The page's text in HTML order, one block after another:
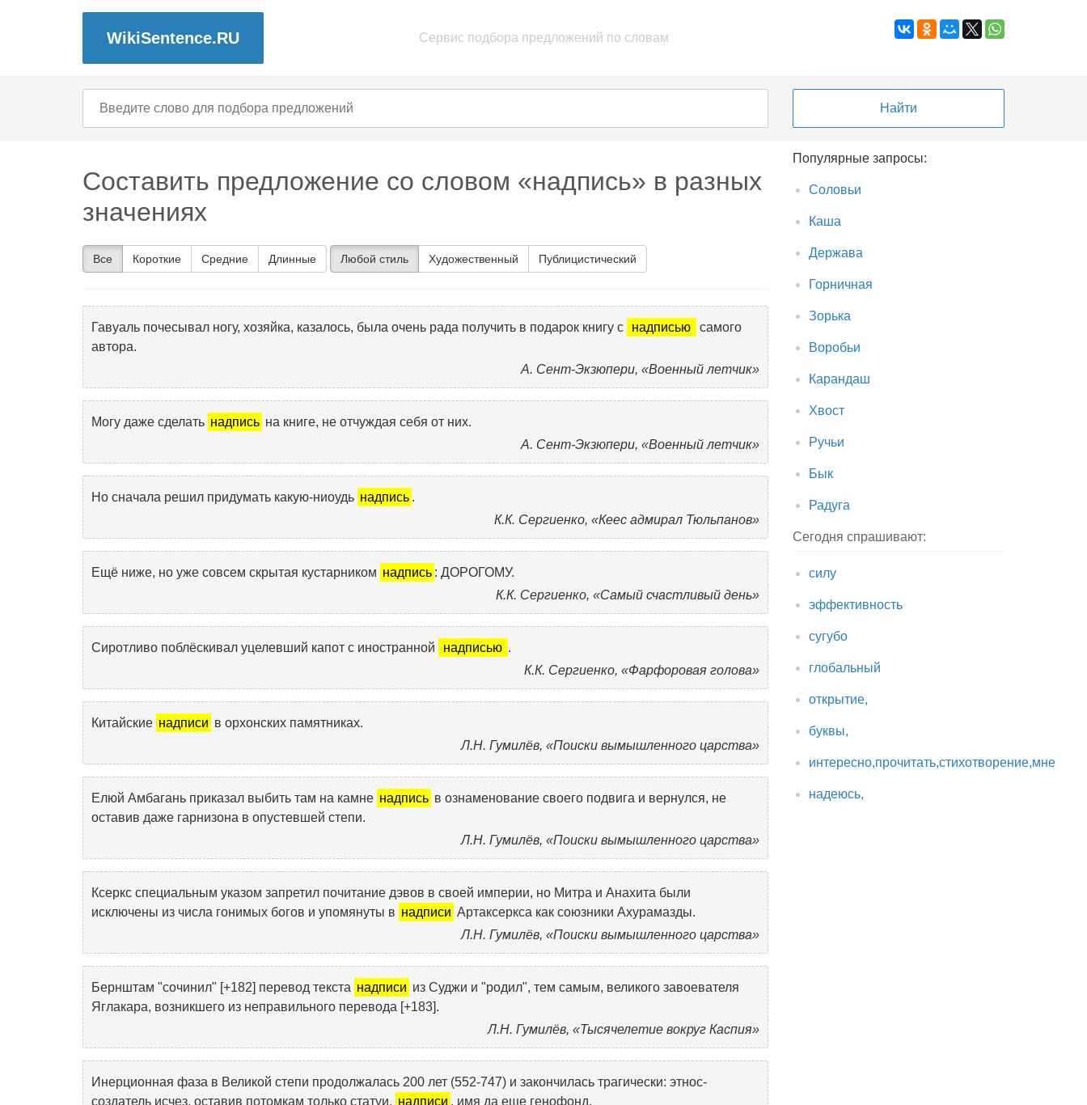
WikiSentence.RU Сервис подбора предложений по словам
Составить предложение со словом «надпись» в разных
значениях
Все Короткие Средние Длинные Любой стиль Художественный Публицистический
Гавуаль почесывал ногу, хозяйка, казалось, была очень рада получить в подарок книгу с надписью
самого
автора.
А. Сент-Экзюпери, «Военный летчик»
Могу даже сделать надпись на книге, не отчуждая себя от них.
А. Сент-Экзюпери, «Военный летчик»
Но сначала решил придумать какую-ниоудь надпись .
К.К. Сергиенко, «Кеес адмирал Тюльпанов»
Ещё ниже, но уже совсем скрытая кустарником надпись : ДОРОГОМУ.
К.К. Сергиенко, «Самый счастливый день»
Сиротливо поблёскивал уцелевший капот с иностранной надписью .
К.К. Сергиенко, «Фарфоровая голова»
Китайские надписи в орхонских памятниках.
Л.Н. Гумилёв, «Поиски вымышленного царства»
Елюй Амбагань приказал выбить там на камне надпись в ознаменование своего подвига и вернулся, не
оставив даже гарнизона в опустевшей степи.
Л.Н. Гумилёв, «Поиски вымышленного царства»
Ксеркс специальным указом запретил почитание дэвов в своей империи, но Митра и Анахита были
исключены из числа гонимых богов и упомянуты в надписи Артаксеркса как союзники Ахурамазды.
Л.Н. Гумилёв, «Поиски вымышленного царства»
Бернштам "сочинил" [+182] перевод текста надписи из Суджи и "родил", тем самым, великого завоевателя
Яглакара, возникшего из неправильного перевода [+183].
Л.Н. Гумилёв, «Тысячелетие вокруг Каспия»
Инерционная фаза в Великой степи продолжалась 200 лет (552-747) и закончилась трагически: этнос-
создатель исчез, оставив потомкам только статуи, надписи , имя да еще генофонд.
Популярные запросы:
Соловьи
Каша
Держава
Горничная
Зорька
Воробьи
Карандаш
Хвост
Ручьи
Бык
Радуга
Сегодня спрашивают:
силу
эффективность
сугубо
глобальный
открытие,
буквы,
интересно,прочитать,стихотворение,мне
надеюсь,